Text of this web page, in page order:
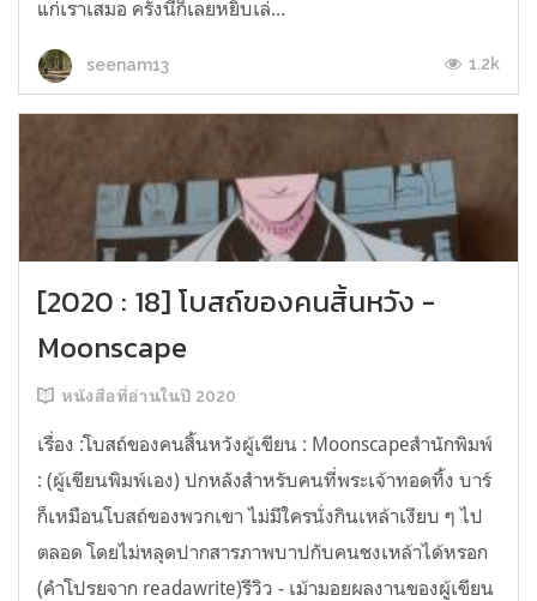
แก่เราเสมอ ครั้งนี้ก็เลยหยิบเล่...
seenam13 1.2k
[2020 : 18] โบสถ์ของคนสิ้นหวัง -
Moonscape
หนังสือที่อ่านในปี 2020
เรื่อง :โบสถ์ของคนสิ้นหวังผู้เขียน : Moonscapeสำนักพิมพ์
: (ผู้เขียนพิมพ์เอง) ปกหลังสำหรับคนที่พระเจ้าทอดทิ้ง บาร์
ก็เหมือนโบสถ์ของพวกเขา ไม่มีใครนั่งกินเหล้าเงียบ ๆ ไป
ตลอด โดยไม่หลุดปากสารภาพบาปกับคนชงเหล้าได้หรอก
(คำโปรยจาก readawrite)รีวิว - เม้ามอยผลงานของผู้เขียน